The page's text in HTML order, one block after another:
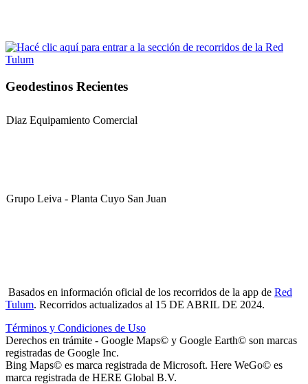
Geodestinos Recientes
Diaz Equipamiento Comercial
Grupo Leiva - Planta Cuyo San Juan
La Noria Eventos
Basados en información oficial de los recorridos de la app de Red
Tulum. Recorridos actualizados al 15 DE ABRIL DE 2024.
Términos y Condiciones de Uso
Derechos en trámite - Google Maps© y Google Earth© son marcas
registradas de Google Inc.
Bing Maps© es marca registrada de Microsoft. Here WeGo© es
marca registrada de HERE Global B.V.